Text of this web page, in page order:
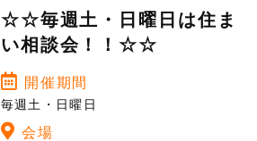
☆☆毎週土・日曜日は住ま
い相談会！！☆☆
開催期間
毎週土・日曜日
会場